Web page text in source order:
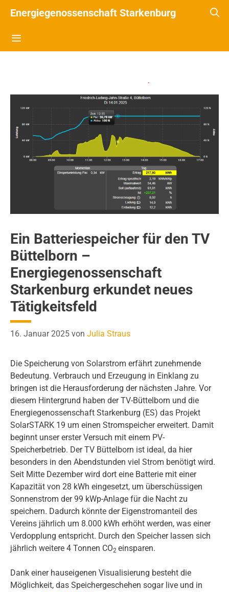
Energiegenossenschaft Starkenburg
Ein Batteriespeicher für den TV
Büttelborn –
Energiegenossenschaft
Starkenburg erkundet neues
Tätigkeitsfeld
16. Januar 2025 von Julia Straus
Die Speicherung von Solarstrom erfährt zunehmende
Bedeutung. Verbrauch und Erzeugung in Einklang zu
bringen ist die Herausforderung der nächsten Jahre. Vor
diesem Hintergrund haben der TV-Büttelborn und die
Energiegenossenschaft Starkenburg (ES) das Projekt
SolarSTARK 19 um einen Stromspeicher erweitert. Damit
beginnt unser erster Versuch mit einem PV-
Speicherbetrieb. Der TV Büttelborn ist ideal, da hier
besonders in den Abendstunden viel Strom benötigt wird.
Seit Mitte Dezember wird dort eine Batterie mit einer
Kapazität von 28 kWh eingesetzt, um überschüssigen
Sonnenstrom der 99 kWp-Anlage für die Nacht zu
speichern. Dadurch könnte der Eigenstromanteil des
Vereins jährlich um 8.000 kWh erhöht werden, was einer
Verdopplung entspricht. Durch den Speicher lassen sich
jährlich weitere 4 Tonnen CO2 einsparen.
Dank einer hauseigenen Visualisierung besteht die
Möglichkeit, das Speichergeschehen sogar live und in